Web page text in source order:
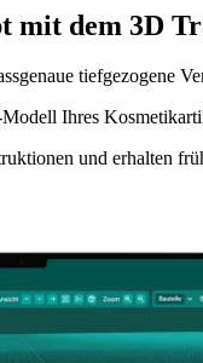
mit dem 3D
tiefgezogene
Ihres
und erhalten